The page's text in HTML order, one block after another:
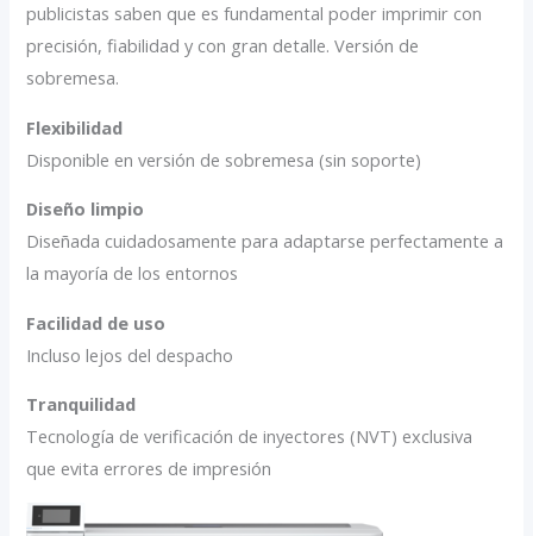
publicistas saben que es fundamental poder imprimir con
precisión, fiabilidad y con gran detalle. Versión de
sobremesa.
Flexibilidad
Disponible en versión de sobremesa (sin soporte)
Diseño limpio
Diseñada cuidadosamente para adaptarse perfectamente a
la mayoría de los entornos
Facilidad de uso
Incluso lejos del despacho
Tranquilidad
Tecnología de verificación de inyectores (NVT) exclusiva
que evita errores de impresión